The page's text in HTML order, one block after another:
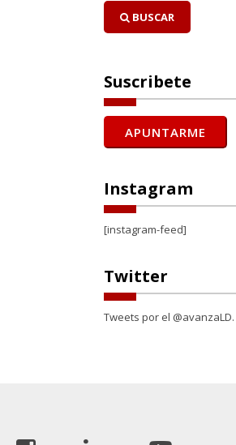
BUSCAR
Suscribete
Instagram
[instagram-feed]
Twitter
Tweets por el @avanzaLD.